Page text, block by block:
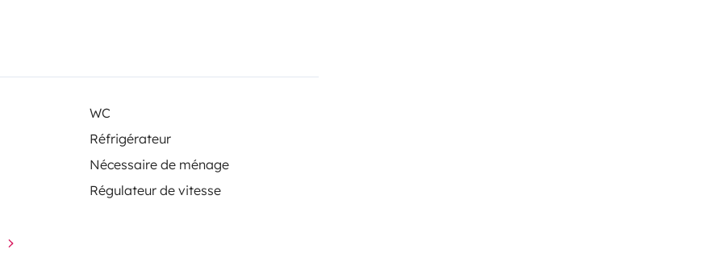
WC
Réfrigérateur
Nécessaire de ménage
Régulateur de vitesse